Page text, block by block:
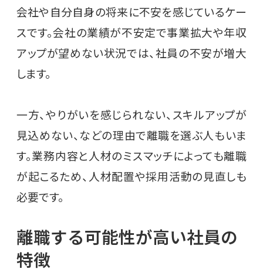
会社や自分自身の将来に不安を感じているケー
スです。会社の業績が不安定で事業拡大や年収
アップが望めない状況では、社員の不安が増大
します。
一方、やりがいを感じられない、スキルアップが
見込めない、などの理由で離職を選ぶ人もいま
す。業務内容と人材のミスマッチによっても離職
が起こるため、人材配置や採用活動の見直しも
必要です。
離職する可能性が高い社員の
特徴